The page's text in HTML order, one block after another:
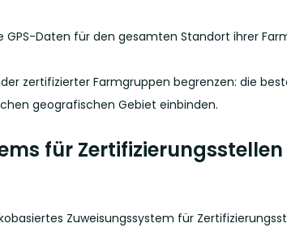
Daten für den gesamten Standort ihrer
zertifizierter Farmgruppen begrenzen: die
geografischen Gebiet einbinden.
für
Zuweisungssystem für